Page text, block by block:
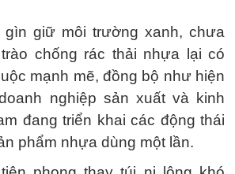
gìn giữ môi trường xanh, chưa
chống rác thải nhựa lại có
mạnh mẽ, đồng bộ như hiện
nghiệp sản xuất và kinh
đang triển khai các động thái
phẩm nhựa dùng một lần.